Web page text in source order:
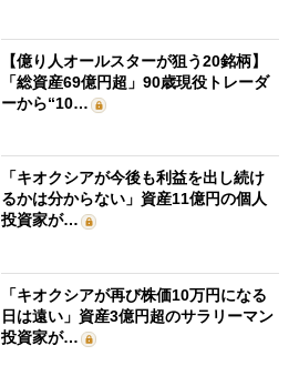
【億り人オールスターが狙う20銘柄】
「総資産69億円超」90歳現役トレーダ
ーから“10…
「キオクシアが今後も利益を出し続け
るかは分からない」資産11億円の個人
投資家が…
「キオクシアが再び株価10万円になる
日は遠い」資産3億円超のサラリーマン
投資家が…